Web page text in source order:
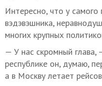
Интересно, что у самого
вэдэвэшника,
многих крупных
— У нас скромный
республике он, думаю,
а в Москву летает